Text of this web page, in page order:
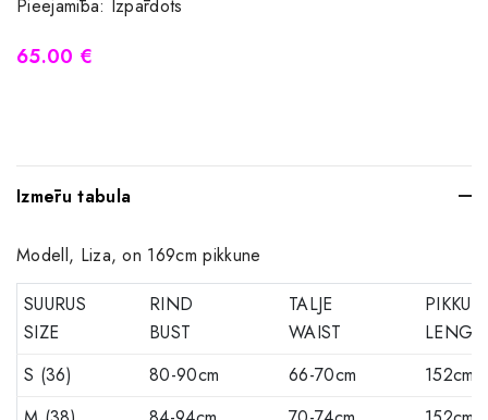
Pieejamība: Izpārdots
65.00 €
Izmēru tabula
Modell, Liza, on 169cm pikkune
SUURUS
SIZE
RIND
BUST
TALJE
WAIST
PIKKUS
S (36)
80-90cm 66-70cm
152cm